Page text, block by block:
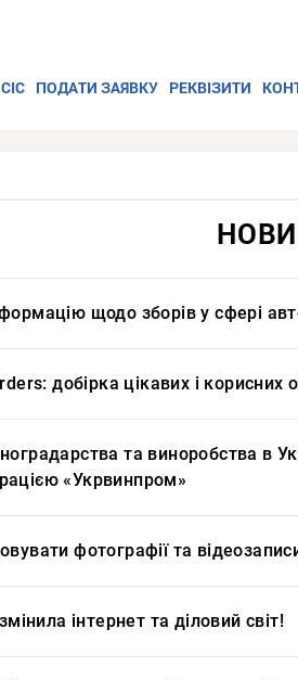
ПОДАТИ ЗАЯВКУ РЕКВІЗИТИ
щодо зборів у сфері
добірка цікавих і корисних
та виноробства в
«Укрвинпром»
фотографії та
інтернет та діловий світ!